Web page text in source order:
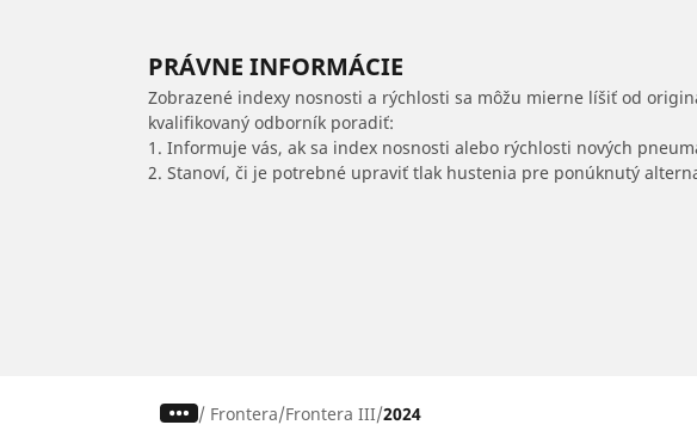
PRÁVNE INFORMÁCIE
Zobrazené indexy nosnosti a rýchlosti sa môžu mierne líšiť od
kvalifikovaný odborník poradiť:
1. Informuje vás, ak sa index nosnosti alebo rýchlosti nových
2. Stanoví, či je potrebné upraviť tlak hustenia pre ponúknutý
/ Frontera Frontera III 2024